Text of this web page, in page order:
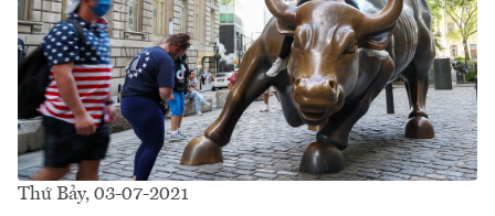
Thứ Bảy, 03-07-2021